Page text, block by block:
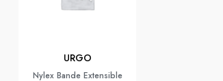
URGO
Nylex Bande Extensible